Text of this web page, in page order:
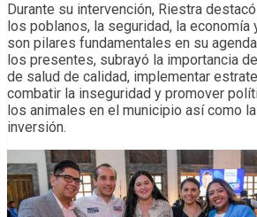
Durante su intervención, Riestra
los poblanos, la seguridad, la economía
son pilares fundamentales en su
los presentes, subrayó la importancia
de salud de calidad, implementar
combatir la inseguridad y promover
los animales en el municipio así como
inversión.